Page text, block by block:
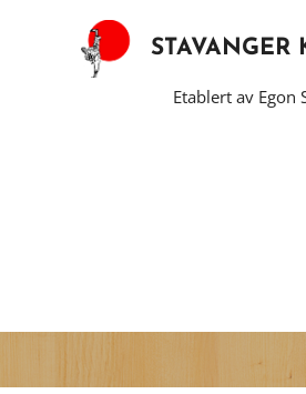
STAVANGER
Etablert av Egon